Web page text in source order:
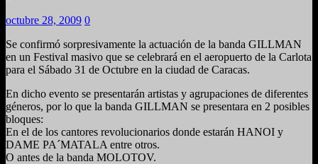
octubre 28, 2009 0
Se confirmó sorpresivamente la actuación de la banda GILLMAN
en un Festival masivo que se celebrará en el aeropuerto de la Carlota
para el Sábado 31 de Octubre en la ciudad de Caracas.
En dicho evento se presentarán artistas y agrupaciones de diferentes
géneros, por lo que la banda GILLMAN se presentara en 2 posibles
bloques:
En el de los cantores revolucionarios donde estarán HANOI y
DAME PA´MATALA entre otros.
O antes de la banda MOLOTOV.